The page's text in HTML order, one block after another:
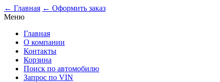
← Главная ← Оформить заказ
Меню
Главная
О компании
Контакты
Корзина
Поиск по автомобилю
Запрос по VIN